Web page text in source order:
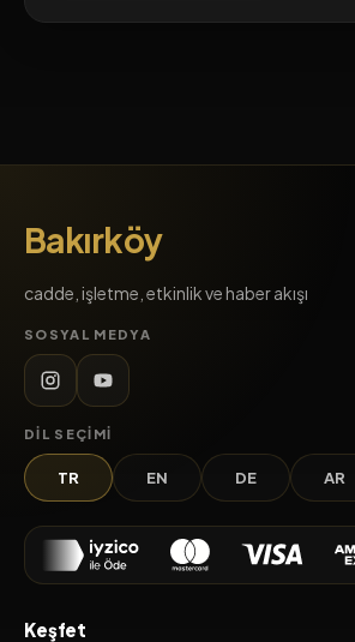
Bakırköy
cadde, işletme, etkinlik ve haber akışı
SOSYAL MEDYA
DIL SEÇIMI
TR EN DE AR
Keşfet